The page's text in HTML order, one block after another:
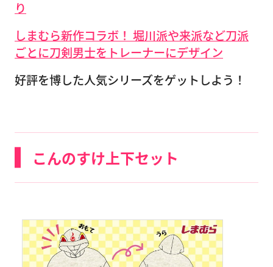
り
しまむら新作コラボ！ 堀川派や来派など刀派
ごとに刀剣男士をトレーナーにデザイン
好評を博した人気シリーズをゲットしよう！
こんのすけ上下セット